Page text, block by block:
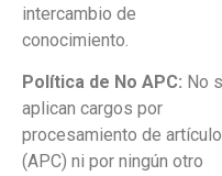
intercambio de
conocimiento.
Política de No APC: No
aplican cargos por
procesamiento de
(APC) ni por ningún otro